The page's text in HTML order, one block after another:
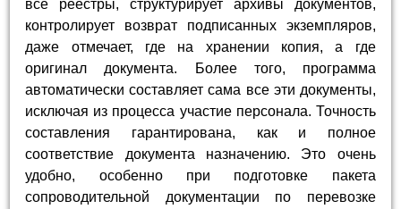
все реестры, структурирует архивы документов,
контролирует возврат подписанных экземпляров,
даже отмечает, где на хранении копия, а где
оригинал документа. Более того, программа
автоматически составляет сама все эти документы,
исключая из процесса участие персонала. Точность
составления гарантирована, как и полное
соответствие документа назначению. Это очень
удобно, особенно при подготовке пакета
сопроводительной документации по перевозке